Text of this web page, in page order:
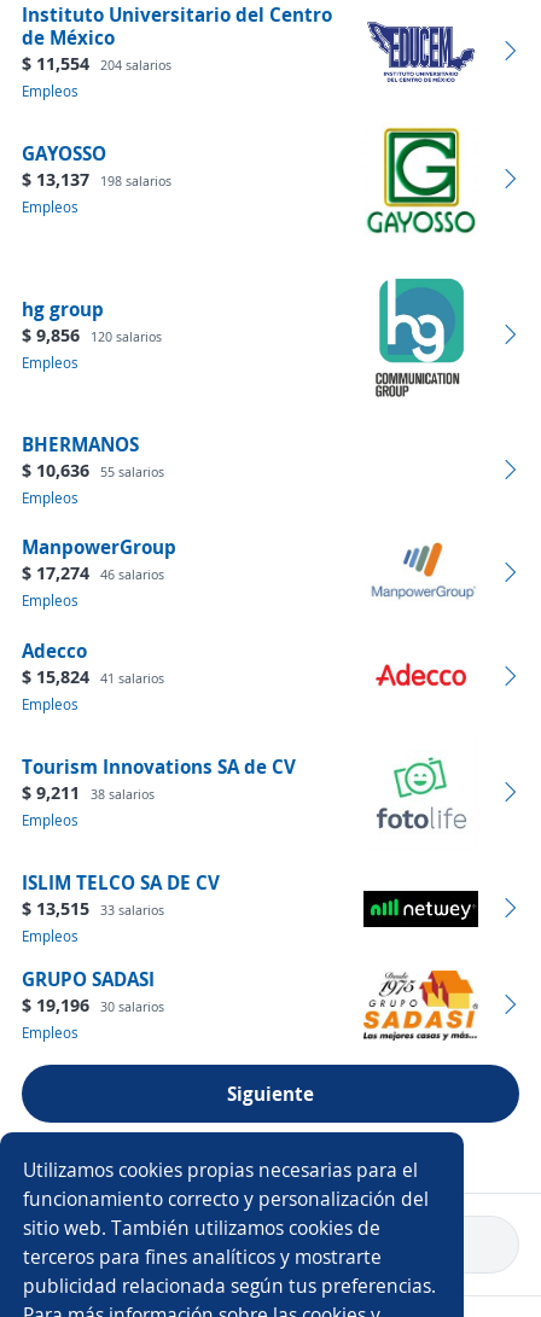
Utilizamos cookies propias necesarias para el
funcionamiento correcto y personalización del
sitio web. También utilizamos cookies de
terceros para fines analíticos y mostrarte
publicidad relacionada según tus preferencias.
Instituto Universitario del Centro
de México
$ 11,554 204 salarios
Empleos
GAYOSSO
$ 13,137 198 salarios
Empleos
hg group
$ 9,856 120 salarios
Empleos
BHERMANOS
$ 10,636 55 salarios
Empleos
ManpowerGroup
$ 17,274 46 salarios
Empleos
Adecco
$ 15,824 41 salarios
Empleos
Tourism Innovations SA de CV
$ 9,211 38 salarios
Empleos
ISLIM TELCO SA DE CV
$ 13,515 33 salarios
Empleos
GRUPO SADASI
$ 19,196 30 salarios
Empleos
Siguiente
Ver más empresas
Volver a inicio